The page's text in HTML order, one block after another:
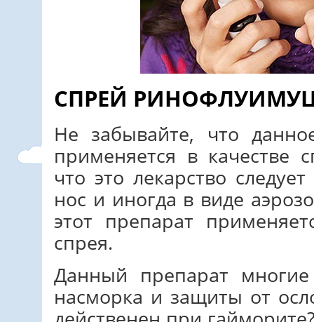
СПРЕЙ
Не забывайте, что
применяется в качестве
что это лекарство
нос и иногда в виде
этот препарат
спрея.
Данный препарат
насморка и защиты от